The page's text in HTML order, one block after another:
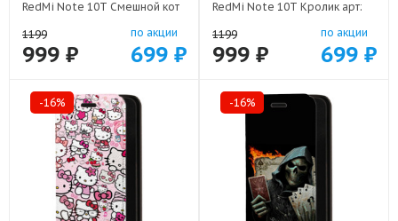
RedMi Note 10T Смешной кот
1199
999 ₽
по акции
699 ₽
RedMi Note 10T Кролик арт:
1199
999 ₽
по акции
699 ₽
-16% -16%